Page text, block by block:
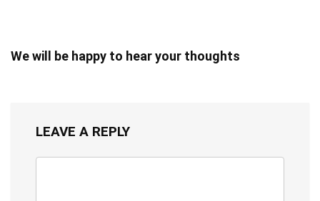
We will be happy to hear your thoughts
LEAVE A REPLY